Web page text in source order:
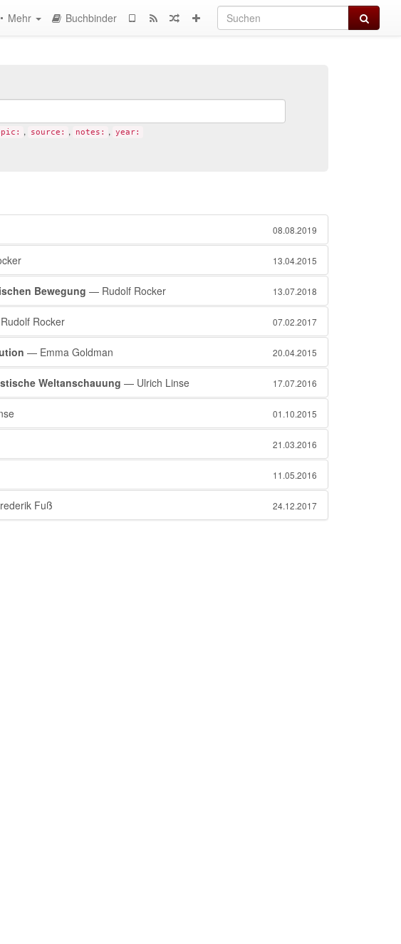
Suchen
Mehr Buchbinder
, source: , notes: , year:
08.08.2019
13.04.2015
Bewegung — Rudolf Rocker 13.07.2018
Rocker 07.02.2017
— Emma Goldman 20.04.2015
Weltanschauung — Ulrich Linse 17.07.2016
01.10.2015
21.03.2016
11.05.2016
Fuß 24.12.2017